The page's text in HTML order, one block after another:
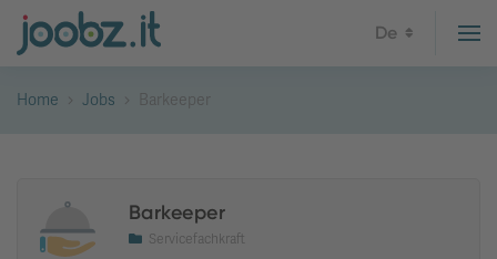
De
Home Jobs Barkeeper
Barkeeper
Servicefachkraft